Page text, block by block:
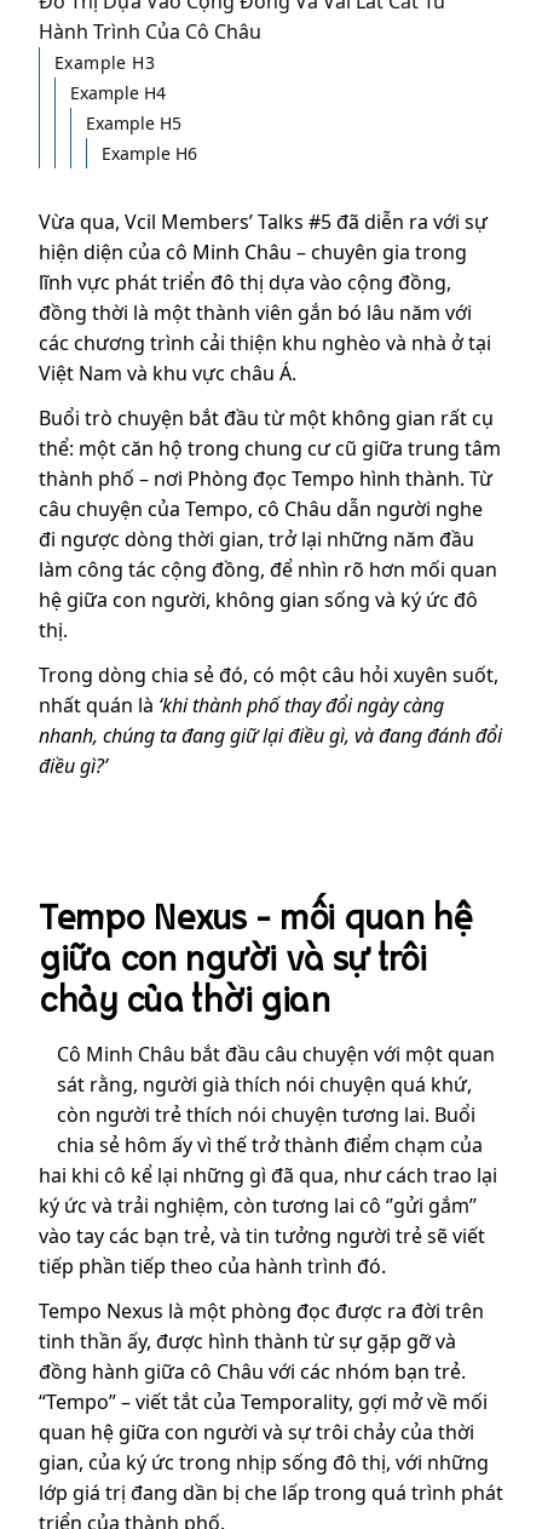
Hành Trình Của Cô Châu
Example H3
Example H4
Example H5
Example H6
Vừa qua, Vcil Members’ Talks #5 đã diễn ra với sự
hiện diện của cô Minh Châu – chuyên gia trong
lĩnh vực phát triển đô thị dựa vào cộng đồng,
đồng thời là một thành viên gắn bó lâu năm với
các chương trình cải thiện khu nghèo và nhà ở tại
Việt Nam và khu vực châu Á.
Buổi trò chuyện bắt đầu từ một không gian rất cụ
thể: một căn hộ trong chung cư cũ giữa trung tâm
thành phố – nơi Phòng đọc Tempo hình thành. Từ
câu chuyện của Tempo, cô Châu dẫn người nghe
đi ngược dòng thời gian, trở lại những năm đầu
làm công tác cộng đồng, để nhìn rõ hơn mối quan
hệ giữa con người, không gian sống và ký ức đô
thị.
Trong dòng chia sẻ đó, có một câu hỏi xuyên suốt,
nhất quán là ‘khi thành phố thay đổi ngày càng
nhanh, chúng ta đang giữ lại điều gì, và đang đánh đổi
điều gì?’
Tempo Nexus - mối quan hệ
giữa con người và sự trôi
chảy của thời gian
Cô Minh Châu bắt đầu câu chuyện với một quan
sát rằng, người già thích nói chuyện quá khứ,
còn người trẻ thích nói chuyện tương lai. Buổi
chia sẻ hôm ấy vì thế trở thành điểm chạm của
hai khi cô kể lại những gì đã qua, như cách trao lại
ký ức và trải nghiệm, còn tương lai cô ‘’gửi gắm’’
vào tay các bạn trẻ, và tin tưởng người trẻ sẽ viết
tiếp phần tiếp theo của hành trình đó.
Tempo Nexus là một phòng đọc được ra đời trên
tinh thần ấy, được hình thành từ sự gặp gỡ và
đồng hành giữa cô Châu với các nhóm bạn trẻ.
“Tempo” – viết tắt của Temporality, gợi mở về mối
quan hệ giữa con người và sự trôi chảy của thời
gian, của ký ức trong nhịp sống đô thị, với những
lớp giá trị đang dần bị che lấp trong quá trình phát
triển của thành phố.